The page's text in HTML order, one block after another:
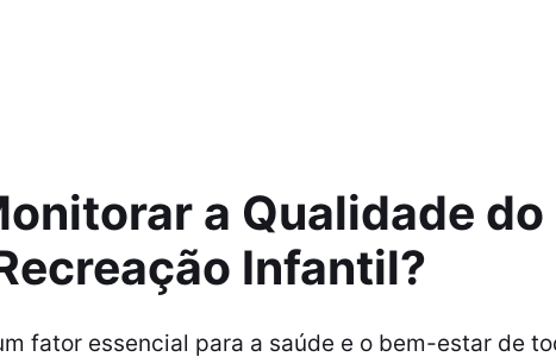
a Qualidade do
Infantil?
fator essencial para a saúde e o bem-estar de